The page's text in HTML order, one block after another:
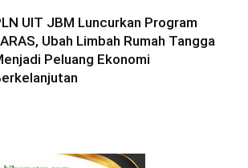
UIT JBM Luncurkan Program
Ubah Limbah Rumah Tangga
Peluang Ekonomi